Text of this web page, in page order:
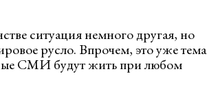
ситуация немного другая, но
русло. Впрочем, это уже тема
СМИ будут жить при любом